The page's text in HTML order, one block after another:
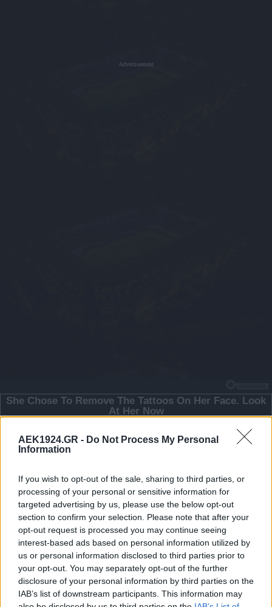
AEK1924.GR - Do Not Process My Personal
Information
If you wish to opt-out of the sale, sharing to third parties, or
processing of your personal or sensitive information for
targeted advertising by us, please use the below opt-out
section to confirm your selection. Please note that after your
opt-out request is processed you may continue seeing
interest-based ads based on personal information utilized by
us or personal information disclosed to third parties prior to
your opt-out. You may separately opt-out of the further
disclosure of your personal information by third parties on the
IAB’s list of downstream participants. This information may
Advertisement